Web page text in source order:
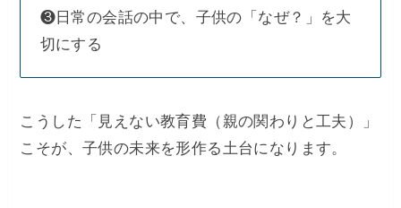
❸日常の会話の中で、子供の「なぜ？」を大
切にする
こうした「見えない教育費（親の関わりと工夫）」
こそが、子供の未来を形作る土台になります。